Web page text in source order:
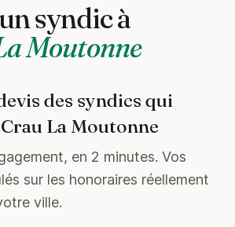
syndic à
Moutonne
des syndics qui
La Moutonne
en 2 minutes. Vos
sur les honoraires réellement
ville.